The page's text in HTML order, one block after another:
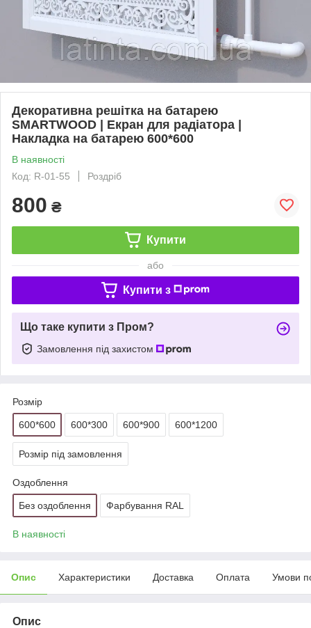
Декоративна решітка на батарею
SMARTWOOD | Екран для радіатора |
Накладка на батарею 600*600
В наявності
Код: R-01-55
Роздріб
800 ₴
Купити
або
Купити з
Що таке купити з Пром?
Замовлення під захистом
Розмір
600*600 600*300 600*900 600*1200
Розмір під замовлення
Оздоблення
Без оздоблення Фарбування RAL
В наявності
Опис Характеристики Доставка Оплата Умови
Опис